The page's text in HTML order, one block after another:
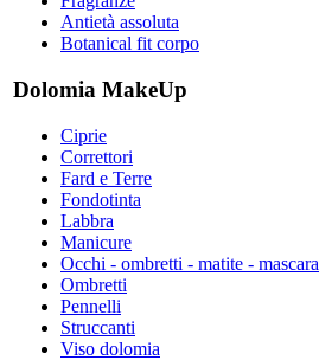
Antietà assoluta
Botanical fit corpo
Dolomia MakeUp
Ciprie
Correttori
Fard e Terre
Fondotinta
Labbra
Manicure
Occhi - ombretti - matite - mascara
Ombretti
Pennelli
Struccanti
Viso dolomia